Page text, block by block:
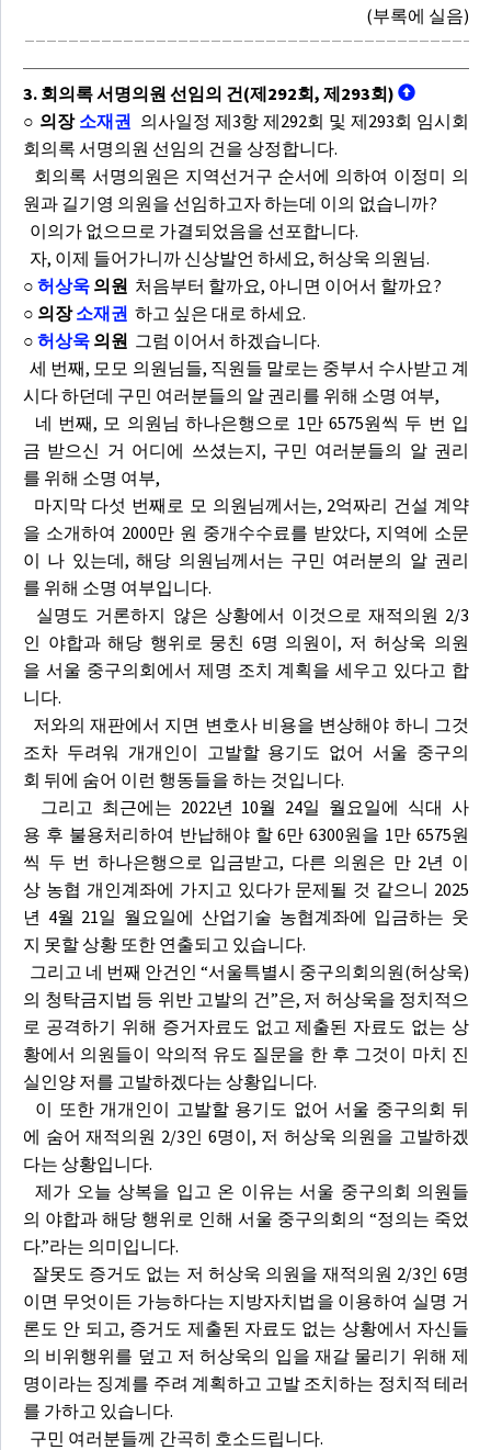
(부록에 실음)
3. 회의록 서명의원 선임의 건(제292회, 제293회)
○ 의장 소재권 의사일정 제3항 제292회 및 제293회 임시회
회의록 서명의원 선임의 건을 상정합니다.
회의록 서명의원은 지역선거구 순서에 의하여 이정미 의
원과 길기영 의원을 선임하고자 하는데 이의 없습니까?
이의가 없으므로 가결되었음을 선포합니다.
자, 이제 들어가니까 신상발언 하세요, 허상욱 의원님.
○ 허상욱 의원 처음부터 할까요, 아니면 이어서 할까요?
○ 의장소재권 하고 싶은 대로 하세요.
○ 허상욱 의원 그럼 이어서 하겠습니다.
세 번째, 모모 의원님들, 직원들 말로는 중부서 수사받고 계
시다 하던데 구민 여러분들의 알 권리를 위해 소명 여부,
네 번째, 모 의원님 하나은행으로 1만 6575원씩 두 번 입
금 받으신 거 어디에 쓰셨는지, 구민 여러분들의 알 권리
를 위해 소명 여부,
마지막 다섯 번째로 모 의원님께서는, 2억짜리 건설 계약
을 소개하여 2000만 원 중개수수료를 받았다, 지역에 소문
이 나 있는데, 해당 의원님께서는 구민 여러분의 알 권리
를 위해 소명 여부입니다.
실명도 거론하지 않은 상황에서 이것으로 재적의원 2/3
인 야합과 해당 행위로 뭉친 6명 의원이, 저 허상욱 의원
을 서울 중구의회에서 제명 조치 계획을 세우고 있다고 합
니다.
저와의 재판에서 지면 변호사 비용을 변상해야 하니 그것
조차 두려워 개개인이 고발할 용기도 없어 서울 중구의
회 뒤에 숨어 이런 행동들을 하는 것입니다.
그리고 최근에는 2022년 10월 24일 월요일에 식대 사
용 후 불용처리하여 반납해야 할 6만 6300원을 1만 6575원
씩 두 번 하나은행으로 입금받고, 다른 의원은 만 2년 이
상 농협 개인계좌에 가지고 있다가 문제될 것 같으니 2025
년 4월 21일 월요일에 산업기술 농협계좌에 입금하는 웃
지 못할 상황 또한 연출되고 있습니다.
그리고 네 번째 안건인 “서울특별시 중구의회의원(허상욱)
의 청탁금지법 등 위반 고발의 건”은, 저 허상욱을 정치적으
로 공격하기 위해 증거자료도 없고 제출된 자료도 없는 상
황에서 의원들이 악의적 유도 질문을 한 후 그것이 마치 진
실인양 저를 고발하겠다는 상황입니다.
이 또한 개개인이 고발할 용기도 없어 서울 중구의회 뒤
에 숨어 재적의원 2/3인 6명이, 저 허상욱 의원을 고발하겠
다는 상황입니다.
제가 오늘 상복을 입고 온 이유는 서울 중구의회 의원들
의 야합과 해당 행위로 인해 서울 중구의회의 “정의는 죽었
다.”라는 의미입니다.
잘못도 증거도 없는 저 허상욱 의원을 재적의원 2/3인 6명
이면 무엇이든 가능하다는 지방자치법을 이용하여 실명 거
론도 안 되고, 증거도 제출된 자료도 없는 상황에서 자신들
의 비위행위를 덮고 저 허상욱의 입을 재갈 물리기 위해 제
명이라는 징계를 주려 계획하고 고발 조치하는 정치적 테러
를 가하고 있습니다.
구민 여러분들께 간곡히 호소드립니다.